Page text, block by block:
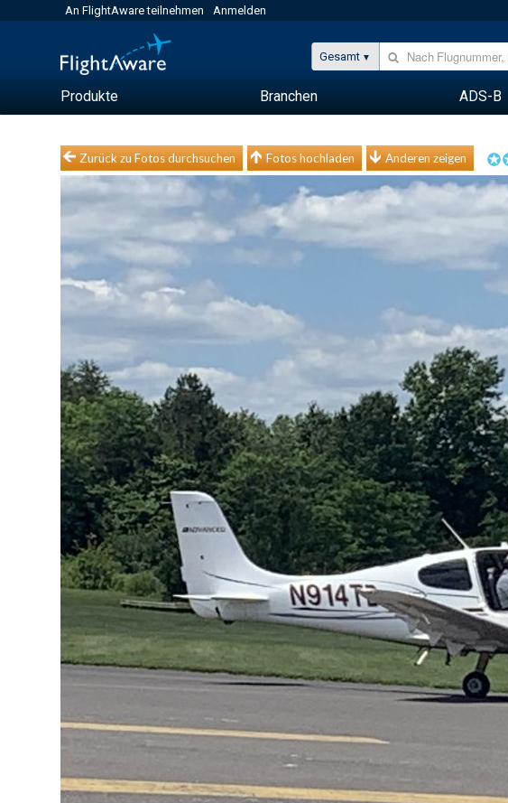
An FlightAware teilnehmen Anmelden
Gesamt
Produkte Branchen ADS-B
Zurück zu Fotos durchsuchen Fotos hochladen Anderen zeigen